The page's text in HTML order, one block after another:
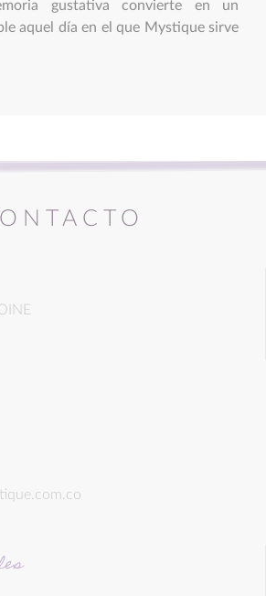
gustativa convierte en un
aquel día en el que Mystique sirve